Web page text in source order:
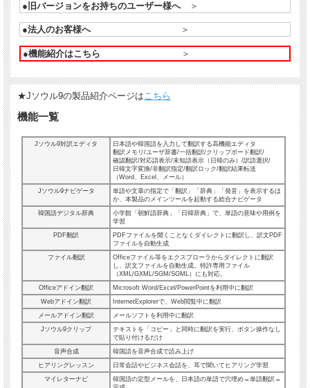
●旧バージョンをお持ちのユーザー様へ＞
●法人のお客様へ＞
●機能紹介はこちら ＞
★Jソウル9の製品紹介ページはこちら
機能一覧
Jソウル9対訳エディタ
日本語や韓国語を入力して翻訳する高機能エディタ
翻訳メモリ/ユーザ辞書/一括翻訳/クリップボード翻訳/
確認翻訳/対応語表示/未知語表示（日韓のみ）/訳語選択/
日韓文字変換/非翻訳指定/翻訳ロック/翻訳結果転送
（Word、Excel、メール）
Jソウル9ナビゲータ
単語や文章の指定で「翻訳」「辞典」「発音」を表示するほ
か、本製品のメインツールを起動する総合ナビゲータ
韓国語デジタル辞典
小学館「朝鮮語辞典」「日韓辞典」で、単語の意味や用例を
学習
PDF翻訳
PDFファイルを開くことなくダイレクトに翻訳し、訳文PDF
ファイルを自動生成
ファイル翻訳
Officeファイル等をエクスプローラからダイレクトに翻訳
し、訳文ファイルを自動生成。特許専用ファイル
（XML/GXML/SGM/SGML）にも対応。
Officeアドイン翻訳
Microsoft Word/Excel/PowerPointを利用中に翻訳
Webアドイン翻訳
InternetExplorerで、Web閲覧中に翻訳
メールアドイン翻訳
メールソフトを利用中に翻訳
Jソウル9クリップ
テキストを「コピー」と同時に翻訳を実行、ボタン操作なし
で貼り付けるだけ
音声合成
韓国語を音声合成で読み上げ
ヒアリングレッスン
日常会話やビジネス会話を、耳で聞いてヒアリング学習
マイレターナビ
韓国語の定型メールを、日本語の単語で穴埋め→単語翻訳→